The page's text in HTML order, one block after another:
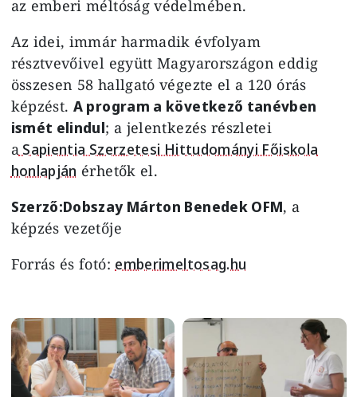
az emberi méltóság védelmében.
Az idei, immár harmadik évfolyam
résztvevőivel együtt Magyarországon eddig
összesen 58 hallgató végezte el a 120 órás
képzést. A program a következő tanévben
ismét elindul; a jelentkezés részletei
a Sapientia Szerzetesi Hittudományi Főiskola
honlapján érhetők el.
Szerző:Dobszay Márton Benedek OFM, a
képzés vezetője
Forrás és fotó: emberimeltosag.hu
Image Image